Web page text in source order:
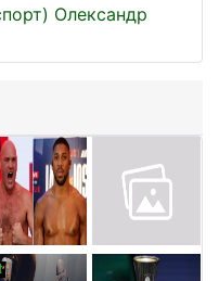
Олександр